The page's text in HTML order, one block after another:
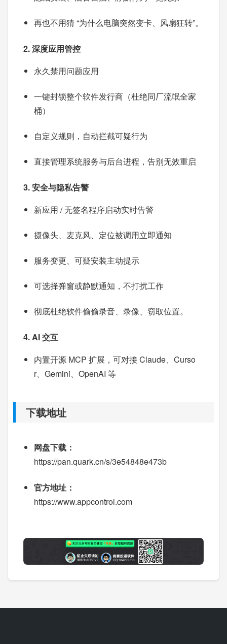
再也不用猜 “为什么电脑突然变卡、风扇狂转”。
2. 深度应用管控
永久禁用问题应用
一键封锁整个软件发行商（杜绝同厂流氓全家
桶）
自定义规则，自动拦截可疑行为
直接管理系统服务与后台进程，告别无效重启
3. 安全与隐私告警
新应用 / 无签名程序启动实时告警
摄像头、麦克风、定位被调用立即通知
服务变更、可疑安装主动提示
可选择弹窗或静默通知，不打扰工作
彻底杜绝软件偷偷录音、录像、窃取位置。
4. AI 交互
内置开源 MCP 扩展，可对接 Claude、Curso
r、Gemini、OpenAI 等
下载地址
网盘下载：
https://pan.quark.cn/s/3e54848e473b
官方地址：
https://www.appcontrol.com